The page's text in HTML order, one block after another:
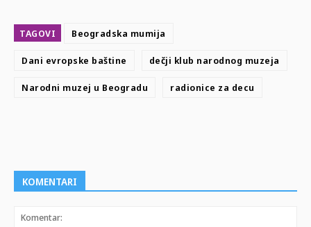
TAGOVI Beogradska mumija
Dani evropske baštine dečji klub narodnog muzeja
Narodni muzej u Beogradu radionice za decu
KOMENTARI